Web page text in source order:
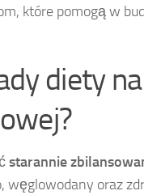
które pomogą w
diety na
starannie
węglowodany oraz